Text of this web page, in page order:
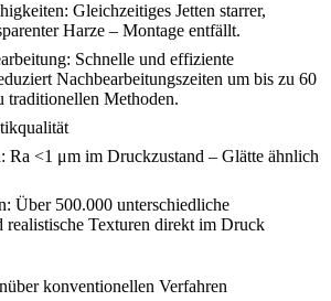
Gleichzeitiges Jetten starrer,
Harze – Montage entfällt.
Schnelle und effiziente
Nachbearbeitungszeiten um bis zu 60
traditionellen Methoden.
Ra <1 μm im Druckzustand – Glätte ähnlich
Über 500.000 unterschiedliche
realistische Texturen direkt im Druck
konventionellen Verfahren